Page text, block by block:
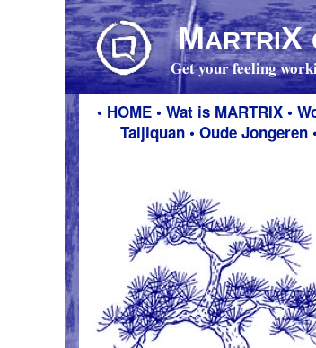
MARTRIX
Get your feeling
MARTRIX
Get your feeling
• HOME• Wat is MARTRIX •
Taijiquan• Oude Jongeren •